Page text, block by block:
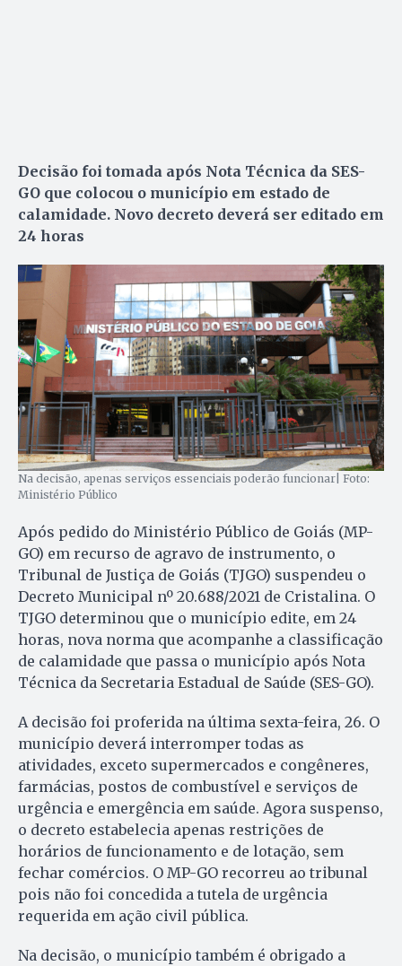
Decisão foi tomada após Nota Técnica da SES-
GO que colocou o município em estado de
calamidade. Novo decreto deverá ser editado em
24 horas
Na decisão, apenas serviços essenciais poderão funcionar| Foto:
Ministério Público
Após pedido do Ministério Público de Goiás (MP-
GO) em recurso de agravo de instrumento, o
Tribunal de Justiça de Goiás (TJGO) suspendeu o
Decreto Municipal nº 20.688/2021 de Cristalina. O
TJGO determinou que o município edite, em 24
horas, nova norma que acompanhe a classificação
de calamidade que passa o município após Nota
Técnica da Secretaria Estadual de Saúde (SES-GO).
A decisão foi proferida na última sexta-feira, 26. O
município deverá interromper todas as
atividades, exceto supermercados e congêneres,
farmácias, postos de combustível e serviços de
urgência e emergência em saúde. Agora suspenso,
o decreto estabelecia apenas restrições de
horários de funcionamento e de lotação, sem
fechar comércios. O MP-GO recorreu ao tribunal
pois não foi concedida a tutela de urgência
requerida em ação civil pública.
Na decisão, o município também é obrigado a